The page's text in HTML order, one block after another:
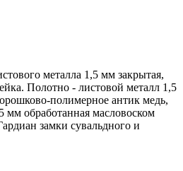
металла 1,5 мм закрытая,
Полотно - листовой металл 1,5
полимерное антик медь,
мм обработанная масловоском
замки сувальдного и